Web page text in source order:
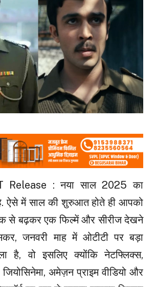
Release : नया साल 2025 का
ऐसे में साल की शुरुआत होते ही आपको
से बढ़कर एक फिल्में और सीरीज देखने
जनवरी माह में ओटीटी पर बड़ा
है, वो इसलिए क्योंकि नेटफ्लिक्स,
जियोसिनेमा, अमेज़न प्राइम वीडियो और